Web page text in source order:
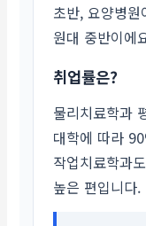
초반, 요양병
원대 중반이에
취업률은?
물리치료학과
대학에 따라
작업치료학과도
높은 편입니다.